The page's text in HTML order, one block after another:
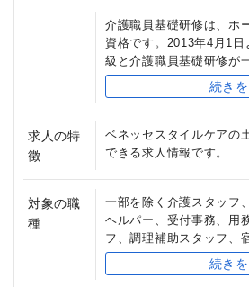
介護職員基礎研修は、ホ
資格です。2013年4月1
級と介護職員基礎研修が
実務者研修となりました
者は、介護福祉士実務者
れます。
続き
求人の特
徴
ベネッセスタイルケアの
できる求人情報です。
対象の職
種
一部を除く介護スタッフ
ヘルパー、受付事務、用
フ、調理補助スタッフ、
ッフ、あん摩マッサージ
※勤務地・雇用形態によ
続き